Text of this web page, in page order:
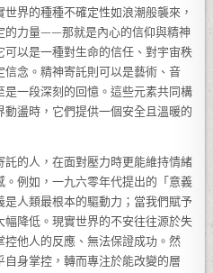
界的種種不確定性如浪潮般襲來，
的力量——那就是內心的信仰與精神
以是一種對生命的信任、對宇宙秩
念。精神寄託則可以是藝術、音
一段深刻的回憶。這些元素共同構
盪時，它們提供一個安全且溫暖的
的人，在面對壓力時更能維持情緒
例如，一九六零年代提出的「意義
人類最根本的驅動力；當我們賦予
幅降低。現實世界的不安往往源於失
他人的反應、無法保證成功。然
身掌控，轉而專注於能改變的層